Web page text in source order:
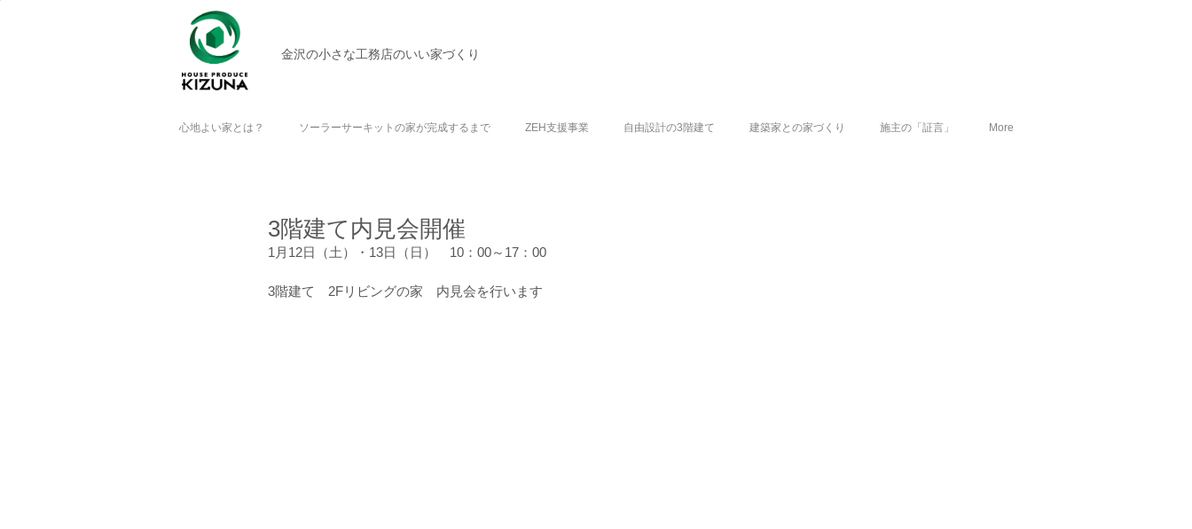
金沢の小さな工務店のいい家づくり
心地よい家とは？ ソーラーサーキットの家が完成するまで ZEH支援事業 自由設計の3階建て 建築家との家づくり 施主の「証言」 More
3階建て内見会開催
1月12日（土）・13日（日）　10：00～17：00
3階建て　2Fリビングの家　内見会を行います